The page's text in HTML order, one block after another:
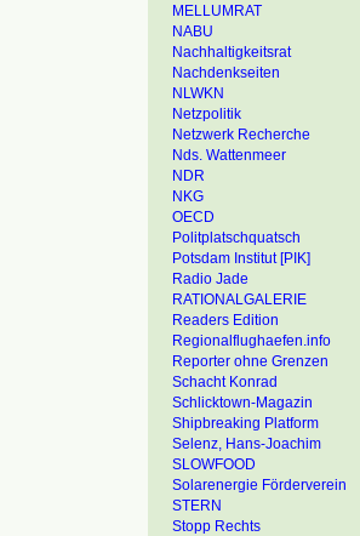
MELLUMRAT
NABU
Nachhaltigkeitsrat
Nachdenkseiten
NLWKN
Netzpolitik
Netzwerk Recherche
Nds. Wattenmeer
NDR
NKG
OECD
Politplatschquatsch
Potsdam Institut [PIK]
Radio Jade
RATIONALGALERIE
Readers Edition
Regionalflughaefen.info
Reporter ohne Grenzen
Schacht Konrad
Schlicktown-Magazin
Shipbreaking Platform
Selenz, Hans-Joachim
SLOWFOOD
Solarenergie Förderverein
STERN
Stopp Rechts